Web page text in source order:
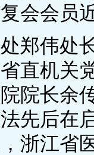
会会员
伟处长
直机关
院长余
先后在
浙江省